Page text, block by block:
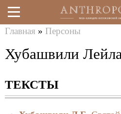
Перейти
к
содержанию
здесь
Главная » Персоны
Хубашвили
ТЕКСТЫ